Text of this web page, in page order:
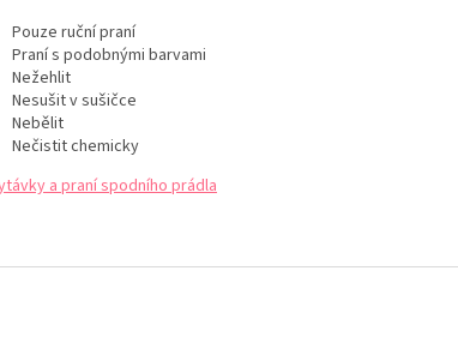
Pouze ruční praní
Praní s podobnými barvami
Nežehlit
Nesušit v sušičce
Nebělit
Nečistit chemicky
a praní spodního prádla